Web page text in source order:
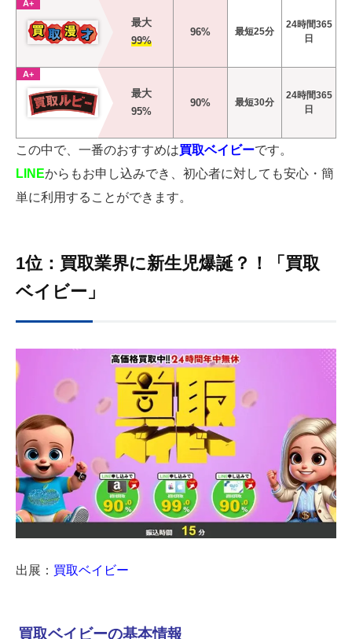
A+
最大
99%
96% 最短25分
24時間365
日
A+
最大
95%
90% 最短30分
24時間365
日
この中で、一番のおすすめは買取ベイビーです。
LINEからもお申し込みでき、初心者に対しても安心・簡
単に利用することができます。
1位：買取業界に新生児爆誕？！「買取
ベイビー」
出展： 買取ベイビー
買取ベイビーの基本情報